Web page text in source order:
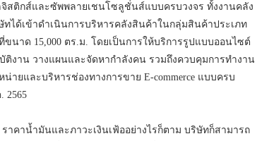
สติกส์และซัพพลายเชนโซลูชั่นส์แบบครบวงจร ทั้งงานคลัง
ได้เข้าดำเนินการบริหารคลังสินค้าในกลุ่มสินค้าประเภท
นาด 15,000 ตร.ม. โดยเป็นการให้บริการรูปแบบออนไซต์
บัติงาน วางแผนและจัดหากำลังคน รวมถึงควบคุมการทำงาน
ายและบริหารช่องทางการขาย E-commerce แบบครบ
2565
คาน้ำมันและภาวะเงินเฟ้ออย่างไรก็ตาม บริษัทก็สามารถ